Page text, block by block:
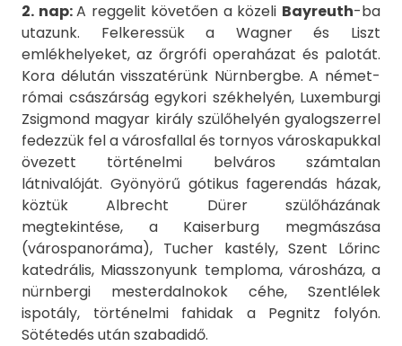
2. nap:A reggelit követően a közeli Bayreuth-ba
utazunk. Felkeressük a Wagner és Liszt
emlékhelyeket, az őrgrófi operaházat és palotát.
Kora délután visszatérünk Nürnbergbe. A német-
római császárság egykori székhelyén, Luxemburgi
Zsigmond magyar király szülőhelyén gyalogszerrel
fedezzük fel a városfallal és tornyos városkapukkal
övezett történelmi belváros számtalan
látnivalóját. Gyönyörű gótikus fagerendás házak,
köztük Albrecht Dürer szülőházának
megtekintése, a Kaiserburg megmászása
(várospanoráma), Tucher kastély, Szent Lőrinc
katedrális, Miasszonyunk temploma, városháza, a
nürnbergi mesterdalnokok céhe, Szentlélek
ispotály, történelmi fahidak a Pegnitz folyón.
Sötétedés után szabadidő.